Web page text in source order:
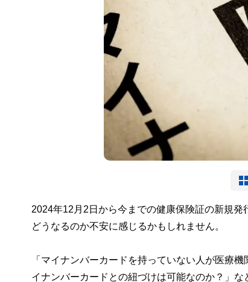
2024年12月2日から今までの健康保険証の新規
どうなるのか不安に感じるかもしれません。
「マイナンバーカードを持っていない人が医療
イナンバーカードとの紐づけは可能なのか？」な